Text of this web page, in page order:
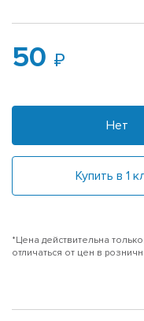
50
Нет
Купить в 1
*Цена действительна
отличаться от цен в